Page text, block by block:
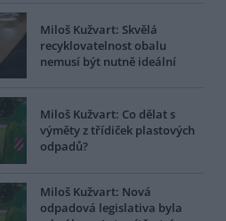
Miloš Kužvart: Skvělá
recyklovatelnost obalu
nemusí být nutně ideální
Miloš Kužvart: Co dělat s
výměty z třídiček plastových
odpadů?
Miloš Kužvart: Nová
odpadová legislativa byla